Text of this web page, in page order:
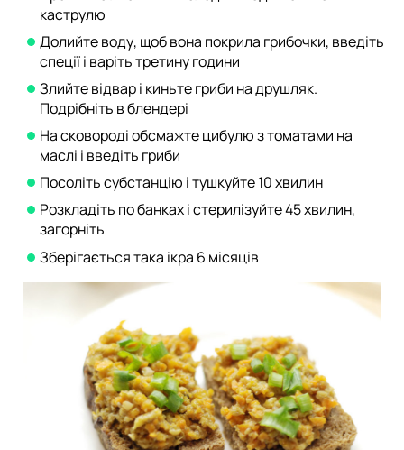
каструлю
Долийте воду, щоб вона покрила грибочки, введіть
спеції і варіть третину години
Злийте відвар і киньте гриби на друшляк.
Подрібніть в блендері
На сковороді обсмажте цибулю з томатами на
маслі і введіть гриби
Посоліть субстанцію і тушкуйте 10 хвилин
Розкладіть по банках і стерилізуйте 45 хвилин,
загорніть
Зберігається така ікра 6 місяців